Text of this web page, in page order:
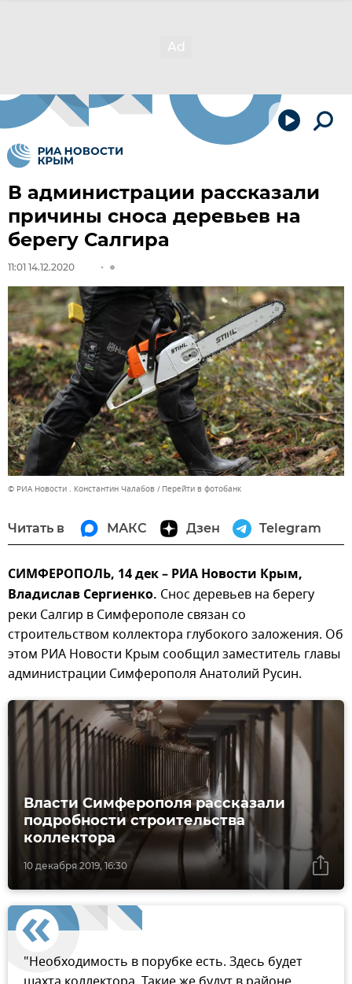
В администрации рассказали
причины сноса деревьев на
берегу Салгира
11:01 14.12.2020
© РИА Новости . Константин Чалабов Перейти в фотобанк
Читать в МАКС Дзен Telegram
СИМФЕРОПОЛЬ, 14 дек – РИА Новости Крым,
Владислав Сергиенко. Снос деревьев на берегу
реки Салгир в Симферополе связан со
строительством коллектора глубокого заложения. Об
этом РИА Новости Крым сообщил заместитель главы
администрации Симферополя Анатолий Русин.
10 декабря 2019, 16:30
Власти Симферополя рассказали
подробности строительства
коллектора
"Необходимость в порубке есть. Здесь будет